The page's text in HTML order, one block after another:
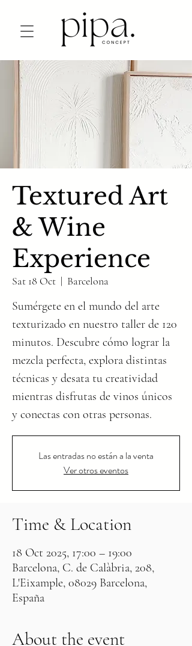
Textured Art
& Wine
Experience
Sat 18 Oct
  |
Barcelona
Sumérgete en el mundo del arte
texturizado en nuestro taller de 120
minutos. Descubre cómo lograr la
mezcla perfecta, explora distintas
técnicas y desata tu creatividad
mientras disfrutas de vinos únicos
y conectas con otras personas.
Las entradas no están a la venta
Ver otros eventos
Time & Location
18 Oct 2025, 17:00 – 19:00
Barcelona, C. de Calàbria, 208,
L'Eixample, 08029 Barcelona,
España
About the event